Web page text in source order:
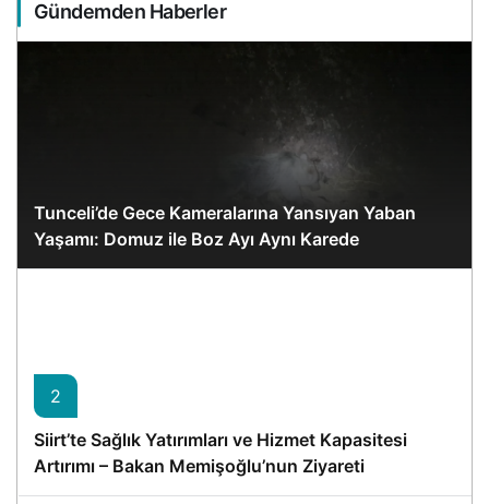
Gündemden Haberler
Tunceli’de Gece Kameralarına Yansıyan Yaban
Yaşamı: Domuz ile Boz Ayı Aynı Karede
2
Siirt’te Sağlık Yatırımları ve Hizmet Kapasitesi
Artırımı – Bakan Memişoğlu’nun Ziyareti